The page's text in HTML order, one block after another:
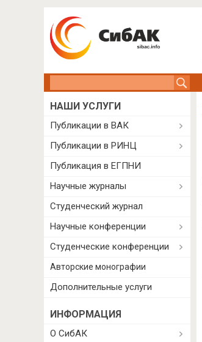
НАШИ УСЛУГИ
Публикации в ВАК
Публикации в РИНЦ
Публикация в ЕГПНИ
Научные журналы
Студенческий журнал
Научные конференции
Студенческие конференции
Авторские монографии
Дополнительные услуги
ИНФОРМАЦИЯ
О СибАК